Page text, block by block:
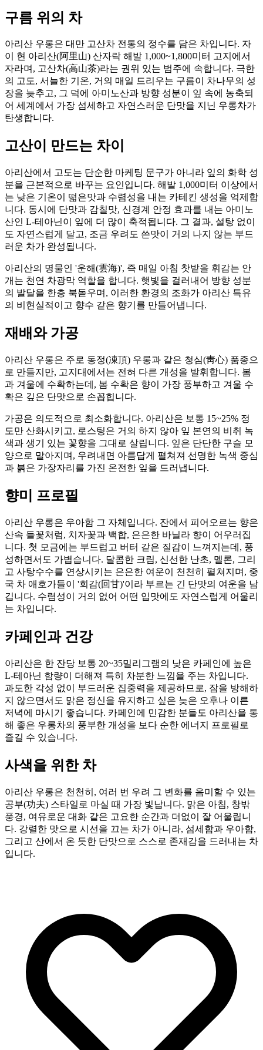
구름 위의 차
아리산 우롱은 대만 고산차 전통의 정수를 담은 차입니다. 자
이 현 아리산(阿里山) 산자락 해발 1,000~1,800미터 고지에서
자라며, 고산차(高山茶)라는 권위 있는 범주에 속합니다. 극한
의 고도, 서늘한 기온, 거의 매일 드리우는 구름이 차나무의 성
장을 늦추고, 그 덕에 아미노산과 방향 성분이 잎 속에 농축되
어 세계에서 가장 섬세하고 자연스러운 단맛을 지닌 우롱차가
탄생합니다.
고산이 만드는 차이
아리산에서 고도는 단순한 마케팅 문구가 아니라 잎의 화학 성
분을 근본적으로 바꾸는 요인입니다. 해발 1,000미터 이상에서
는 낮은 기온이 떫은맛과 수렴성을 내는 카테킨 생성을 억제합
니다. 동시에 단맛과 감칠맛, 신경계 안정 효과를 내는 아미노
산인 L-테아닌이 잎에 더 많이 축적됩니다. 그 결과, 설탕 없이
도 자연스럽게 달고, 조금 우려도 쓴맛이 거의 나지 않는 부드
러운 차가 완성됩니다.
아리산의 명물인 '운해(雲海)', 즉 매일 아침 찻밭을 휘감는 안
개는 천연 차광막 역할을 합니다. 햇빛을 걸러내어 방향 성분
의 발달을 한층 북돋우며, 이러한 환경의 조화가 아리산 특유
의 비현실적이고 향수 같은 향기를 만들어냅니다.
재배와 가공
아리산 우롱은 주로 동정(凍頂) 우롱과 같은 청심(靑心) 품종으
로 만들지만, 고지대에서는 전혀 다른 개성을 발휘합니다. 봄
과 겨울에 수확하는데, 봄 수확은 향이 가장 풍부하고 겨울 수
확은 깊은 단맛으로 손꼽힙니다.
가공은 의도적으로 최소화합니다. 아리산은 보통 15~25% 정
도만 산화시키고, 로스팅은 거의 하지 않아 잎 본연의 비취 녹
색과 생기 있는 꽃향을 그대로 살립니다. 잎은 단단한 구슬 모
양으로 말아지며, 우려내면 아름답게 펼쳐져 선명한 녹색 중심
과 붉은 가장자리를 가진 온전한 잎을 드러냅니다.
향미 프로필
아리산 우롱은 우아함 그 자체입니다. 잔에서 피어오르는 향은
산속 들꽃처럼, 치자꽃과 백합, 은은한 바닐라 향이 어우러집
니다. 첫 모금에는 부드럽고 버터 같은 질감이 느껴지는데, 풍
성하면서도 가볍습니다. 달콤한 크림, 신선한 난초, 멜론, 그리
고 사탕수수를 연상시키는 은은한 여운이 천천히 펼쳐지며, 중
국 차 애호가들이 '회감(回甘)'이라 부르는 긴 단맛의 여운을 남
깁니다. 수렴성이 거의 없어 어떤 입맛에도 자연스럽게 어울리
는 차입니다.
카페인과 건강
아리산은 한 잔당 보통 20~35밀리그램의 낮은 카페인에 높은
L-테아닌 함량이 더해져 특히 차분한 느낌을 주는 차입니다.
과도한 각성 없이 부드러운 집중력을 제공하므로, 잠을 방해하
지 않으면서도 맑은 정신을 유지하고 싶은 늦은 오후나 이른
저녁에 마시기 좋습니다. 카페인에 민감한 분들도 아리산을 통
해 좋은 우롱차의 풍부한 개성을 보다 순한 에너지 프로필로
즐길 수 있습니다.
사색을 위한 차
아리산 우롱은 천천히, 여러 번 우려 그 변화를 음미할 수 있는
공부(功夫) 스타일로 마실 때 가장 빛납니다. 맑은 아침, 창밖
풍경, 여유로운 대화 같은 고요한 순간과 더없이 잘 어울립니
다. 강렬한 맛으로 시선을 끄는 차가 아니라, 섬세함과 우아함,
그리고 산에서 온 듯한 단맛으로 스스로 존재감을 드러내는 차
입니다.